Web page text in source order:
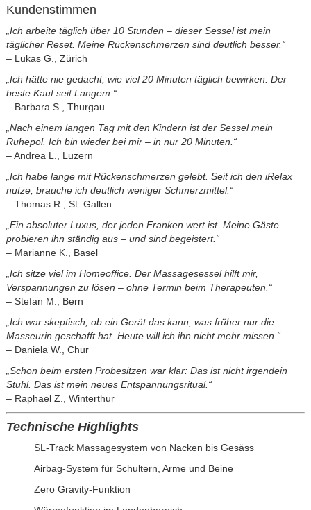
Kundenstimmen
„Ich arbeite täglich über 10 Stunden – dieser Sessel ist mein
täglicher Reset. Meine Rückenschmerzen sind deutlich besser.“
– Lukas G., Zürich
„Ich hätte nie gedacht, wie viel 20 Minuten täglich bewirken. Der
beste Kauf seit Langem.“
– Barbara S., Thurgau
„Nach einem langen Tag mit den Kindern ist der Sessel mein
Ruhepol. Ich bin wieder bei mir – in nur 20 Minuten.“
– Andrea L., Luzern
„Ich habe lange mit Rückenschmerzen gelebt. Seit ich den iRelax
nutze, brauche ich deutlich weniger Schmerzmittel.“
– Thomas R., St. Gallen
„Ein absoluter Luxus, der jeden Franken wert ist. Meine Gäste
probieren ihn ständig aus – und sind begeistert.“
– Marianne K., Basel
„Ich sitze viel im Homeoffice. Der Massagesessel hilft mir,
Verspannungen zu lösen – ohne Termin beim Therapeuten.“
– Stefan M., Bern
„Ich war skeptisch, ob ein Gerät das kann, was früher nur die
Masseurin geschafft hat. Heute will ich ihn nicht mehr missen.“
– Daniela W., Chur
„Schon beim ersten Probesitzen war klar: Das ist nicht irgendein
Stuhl. Das ist mein neues Entspannungsritual.“
– Raphael Z., Winterthur
Technische Highlights
SL-Track Massagesystem von Nacken bis Gesäss
Airbag-System für Schultern, Arme und Beine
Zero Gravity-Funktion